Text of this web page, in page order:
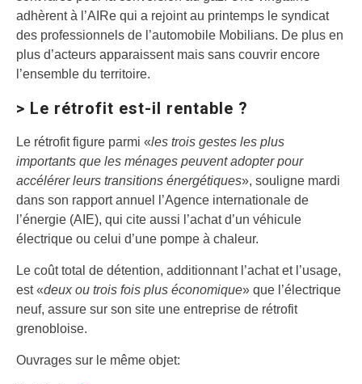
adhèrent à l’AIRe qui a rejoint au printemps le syndicat
des professionnels de l’automobile Mobilians. De plus en
plus d’acteurs apparaissent mais sans couvrir encore
l’ensemble du territoire.
> Le rétrofit est-il rentable ?
Le rétrofit figure parmi «les trois gestes les plus
importants que les ménages peuvent adopter pour
accélérer leurs transitions énergétiques», souligne mardi
dans son rapport annuel l’Agence internationale de
l’énergie (AIE), qui cite aussi l’achat d’un véhicule
électrique ou celui d’une pompe à chaleur.
Le coût total de détention, additionnant l’achat et l’usage,
est «deux ou trois fois plus économique» que l’électrique
neuf, assure sur son site une entreprise de rétrofit
grenobloise.
Ouvrages sur le même objet: